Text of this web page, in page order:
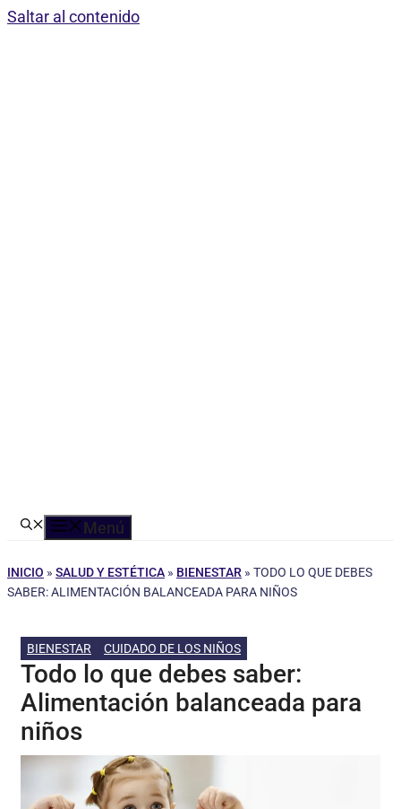
Saltar al contenido
Menú
INICIO » SALUD Y ESTÉTICA » BIENESTAR » TODO LO QUE DEBES
SABER: ALIMENTACIÓN BALANCEADA PARA NIÑOS
BIENESTAR CUIDADO DE LOS NIÑOS
Todo lo que debes saber:
Alimentación balanceada para
niños